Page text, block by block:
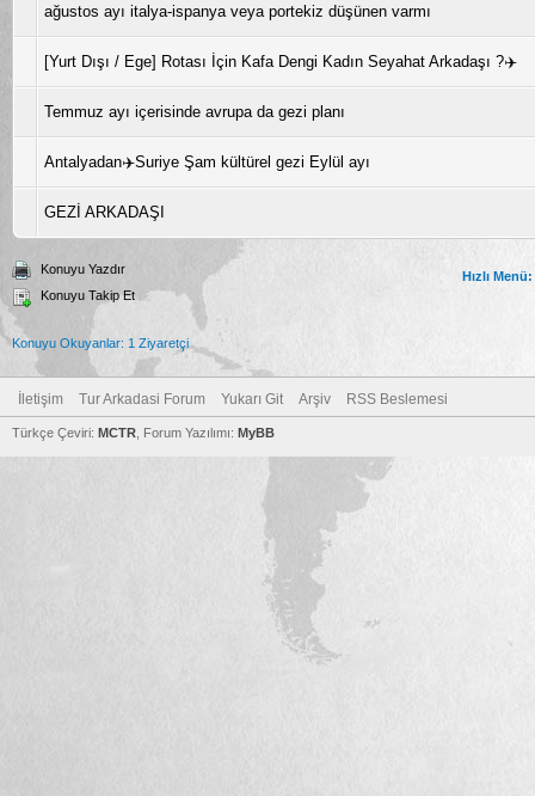
ağustos ayı italya-ispanya veya portekiz düşünen varmı
[Yurt Dışı / Ege] Rotası İçin Kafa Dengi Kadın Seyahat Arkadaşı ?✈️
Temmuz ayı içerisinde avrupa da gezi planı
Antalyadan✈️Suriye Şam kültürel gezi Eylül ayı
GEZİ ARKADAŞI
Konuyu Yazdır
Konuyu Takip Et
Hızlı Menü:
Konuyu Okuyanlar: 1 Ziyaretçi
İletişim Tur Arkadasi Forum Yukarı Git Arşiv RSS Beslemesi
Türkçe Çeviri: MCTR , Forum Yazılımı: MyBB